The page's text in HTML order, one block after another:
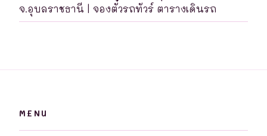
จ.อุบลราชธานี | จองตั๋วรถทัวร์ ตารางเดินรถ
MENU